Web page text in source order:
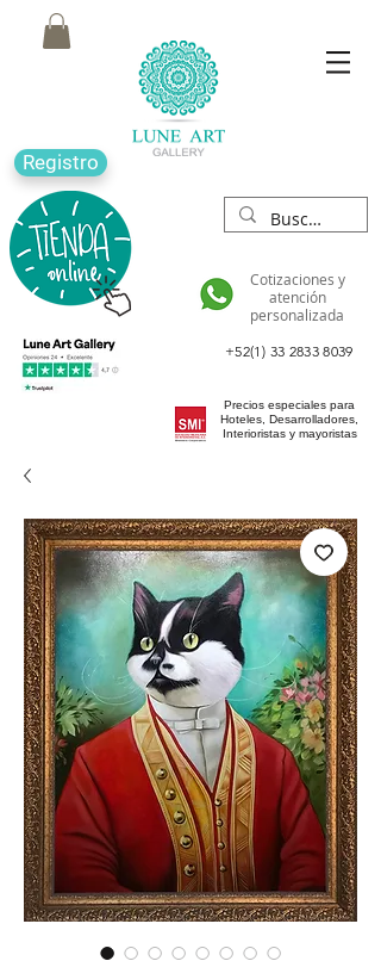
Registro
Cotizaciones y
atención
personalizada
+52(1) 33 2833 8039
Precios especiales para
Hoteles, Desarrolladores,
Interioristas y mayoristas